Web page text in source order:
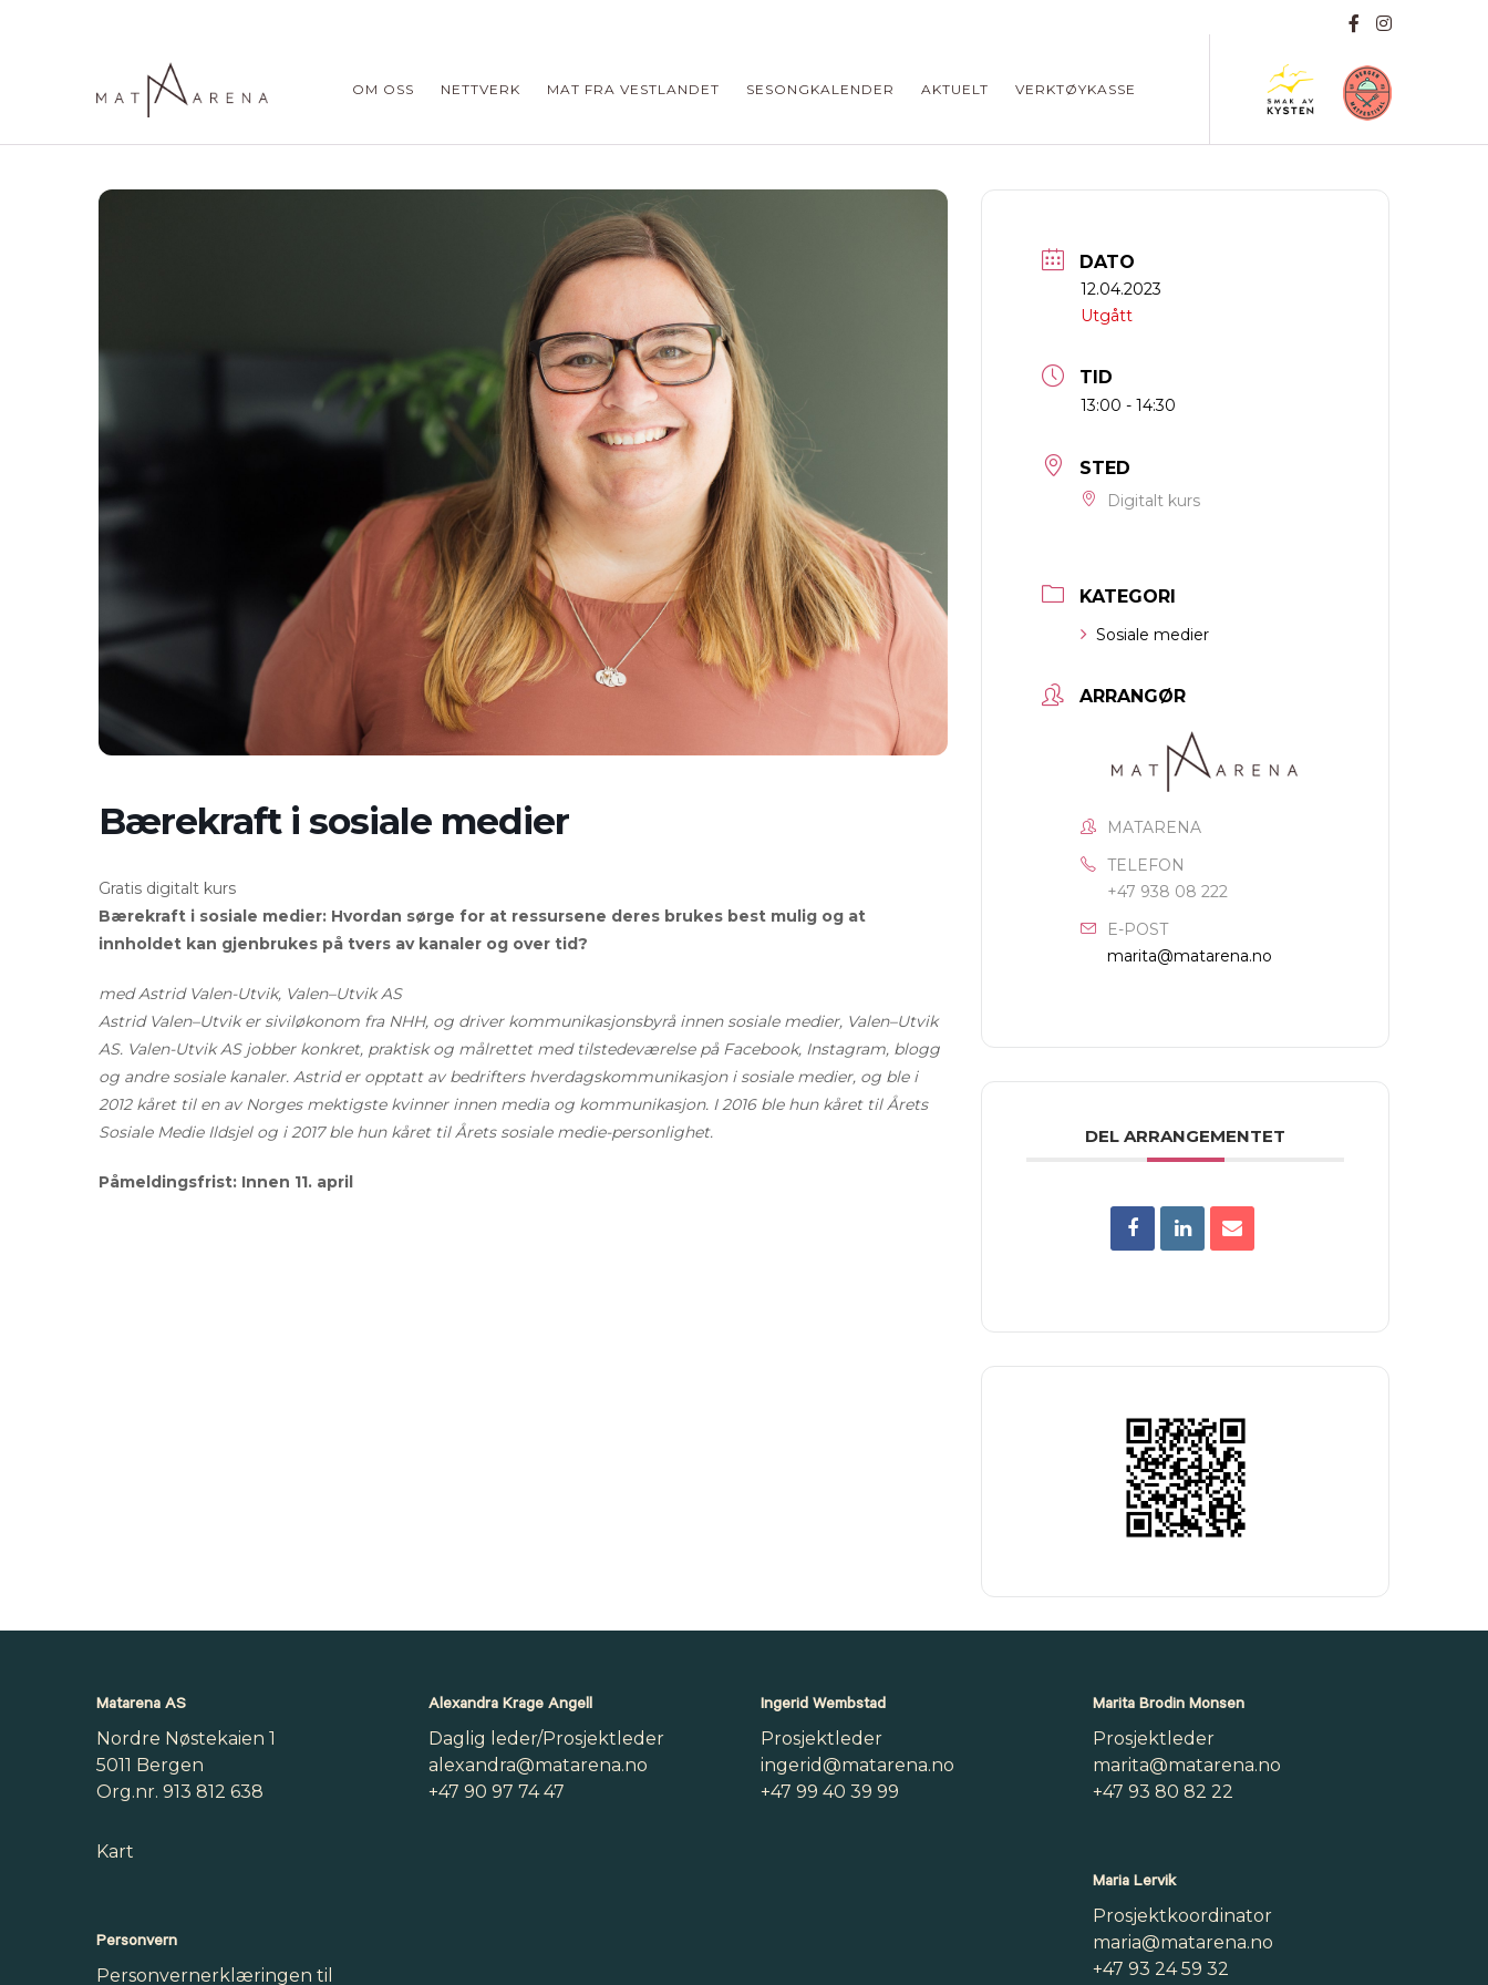
OM OSS NETTVERK MAT FRA VESTLANDET SESONGKALENDER AKTUELT VERKTØYKASSE
Bærekraft i sosiale medier
Gratis digitalt kurs
Bærekraft i sosiale medier: Hvordan sørge for at ressursene deres brukes best mulig og at
innholdet kan gjenbrukes på tvers av kanaler og over tid?
med Astrid Valen-Utvik, Valen–Utvik AS
Astrid Valen–Utvik er siviløkonom fra NHH, og driver kommunikasjonsbyrå innen sosiale medier, Valen–Utvik
AS. Valen-Utvik AS jobber konkret, praktisk og målrettet med tilstedeværelse på Facebook, Instagram, blogg
og andre sosiale kanaler. Astrid er opptatt av bedrifters hverdagskommunikasjon i sosiale medier, og ble i
2012 kåret til en av Norges mektigste kvinner innen media og kommunikasjon. I 2016 ble hun kåret til Årets
Sosiale Medie Ildsjel og i 2017 ble hun kåret til Årets sosiale medie-personlighet.
Påmeldingsfrist: Innen 11. april
DATO
12.04.2023
Utgått
TID
13:00 - 14:30
STED
Digitalt kurs
KATEGORI
Sosiale medier
ARRANGØR
MATARENA
TELEFON
+47 938 08 222
E-POST
marita@matarena.no
DEL ARRANGEMENTET
Matarena AS
Nordre Nøstekaien 1
5011 Bergen
Org.nr. 913 812 638
Kart
Personvern
Personvernerklæringen til
Alexandra Krage Angell
Daglig leder/Prosjektleder
alexandra@matarena.no
+47 90 97 74 47
Ingerid Wembstad
Prosjektleder
ingerid@matarena.no
+47 99 40 39 99
Marita Brodin Monsen
Prosjektleder
marita@matarena.no
+47 93 80 82 22
Maria Lervik
Prosjektkoordinator
maria@matarena.no
+47 93 24 59 32